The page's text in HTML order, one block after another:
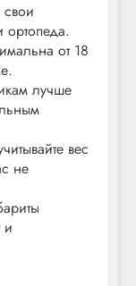
от 18
лучше
вес
не
и